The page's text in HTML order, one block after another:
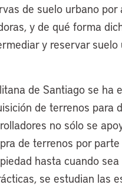
de suelo urbano
y de qué forma
y reservar
de Santiago se ha
de terrenos para
no sólo se
de terrenos por
hasta cuando
se estudian las